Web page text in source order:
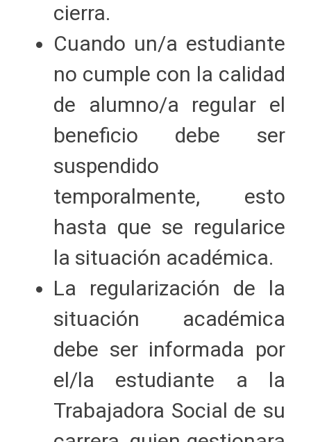
cierra.
Cuando un/a estudiante
no cumple con la calidad
de alumno/a regular el
beneficio debe ser
suspendido
temporalmente, esto
hasta que se regularice
la situación académica.
La regularización de la
situación académica
debe ser informada por
el/la estudiante a la
Trabajadora Social de su